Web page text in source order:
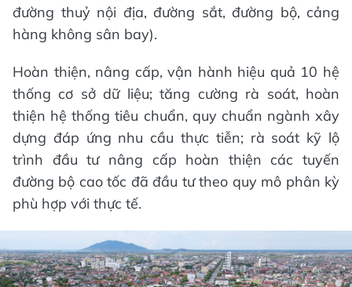
đường thuỷ nội địa, đường sắt, đường bộ, cảng
hàng không sân bay).
Hoàn thiện, nâng cấp, vận hành hiệu quả 10 hệ
thống cơ sở dữ liệu; tăng cường rà soát, hoàn
thiện hệ thống tiêu chuẩn, quy chuẩn ngành xây
dựng đáp ứng nhu cầu thực tiễn; rà soát kỹ lộ
trình đầu tư nâng cấp hoàn thiện các tuyến
đường bộ cao tốc đã đầu tư theo quy mô phân kỳ
phù hợp với thực tế.